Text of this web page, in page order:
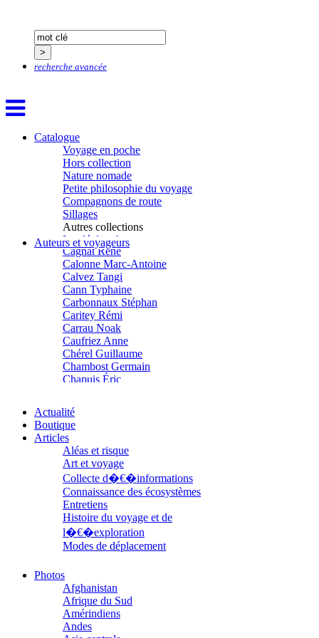
recherche avancée
Catalogue
Voyage en poche
Hors collection
Nature nomade
Petite philosophie du voyage
Compagnons de route
Sillages
Autres collections
La clé des champs
Chemins d’étoiles
Visions
Auteurs et voyageurs
Bobin Mathieu
Boch Anne-Laure
Boclet-Weller Robin
Boulnois Lucette
Bourgault Pierrick
Brès Justine
Brès Romain
Brossier Éric
Buchy Franck
Buffon Bertrand
Buiron Daphné
Busquet Gérard
Cagnat René
Calonne Marc-Antoine
Calvez Tangi
Cann Typhaine
Carbonnaux Stéphan
Caritey Rémi
Carrau Noak
Caufriez Anne
Chérel Guillaume
Chambost Germain
Chapuis Éric
Chastel Marie
Chaud Marianne
Chenot Philippe
Chicurel Arnaud
Clémenceau Adrien
Colonna d’Istria Jérôme
Conesa Gabriel
Corazza Pascal
Cotta Jean-Marc
Cousergue Arnaud
Crane Adrian
Crane Richard
Dash Naraa
Debove Florence
Dectot de Christen Antoine
Dedet Christian
Degoul Franck
Delaunay Matthieu
Actualité
Boutique
Articles
Aléas et risque
Art et voyage
Collecte d�€�informations
Connaissance des écosystèmes
Entretiens
Histoire du voyage et de
l�€�exploration
Modes de déplacement
Parcours choisis
Patrimoine
Petite ethnographie
Portraits
Questions de survie
Réflexions
Photos
Afghanistan
Afrique du Sud
Amérindiens
Andes